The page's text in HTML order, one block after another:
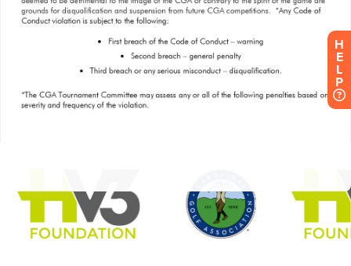
H
E
L
P